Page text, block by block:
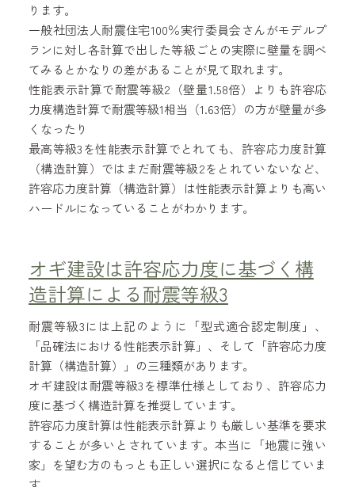
ります。
一般社団法人耐震住宅100％実行委員会さんがモデルプ
ランに対し各計算で出した等級ごとの実際に壁量を調べ
てみるとかなりの差があることが見て取れます。
性能表示計算で耐震等級2（壁量1.58倍）よりも許容応
力度構造計算で耐震等級1相当（1.63倍）の方が壁量が多
くなったり
最高等級3を性能表示計算でとれても、許容応力度計算
（構造計算）ではまだ耐震等級2をとれていないなど、
許容応力度計算（構造計算）は性能表示計算よりも高い
ハードルになっていることがわかります。
オギ建設は許容応力度に基づく構
造計算による耐震等級3
耐震等級3には上記のように「型式適合認定制度」、
「品確法における性能表示計算」、そして「許容応力度
計算（構造計算）」の三種類があります。
オギ建設は耐震等級3を標準仕様としており、許容応力
度に基づく構造計算を推奨しています。
許容応力度計算は性能表示計算よりも厳しい基準を要求
することが多いとされています。本当に「地震に強い
家」を望む方のもっとも正しい選択になると信じていま